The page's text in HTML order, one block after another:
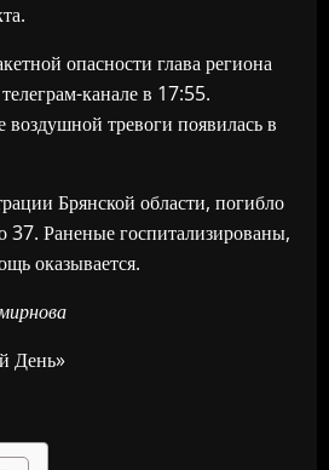
опасности глава региона
канале в 17:55.
тревоги появилась в
Брянской области, погибло
37. Раненые госпитализированы,
оказывается.
День»